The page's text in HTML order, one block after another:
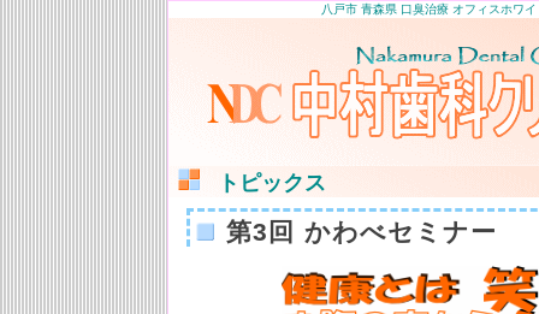
八戸市 青森県 口臭治療 オフィスホワ
トピックス
第3回 かわべセミナー